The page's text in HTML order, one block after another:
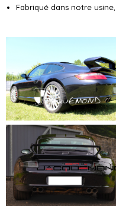
Fabriqué dans notre